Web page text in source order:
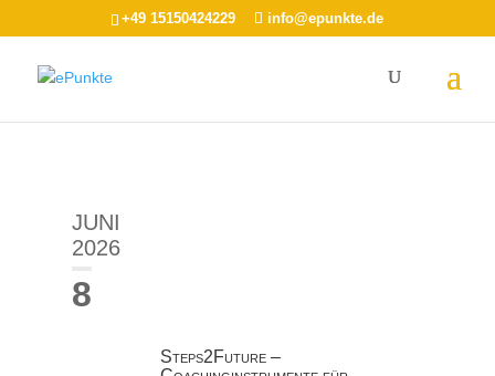
+49 15150424229 info@epunkte.de
JUNI
2026
8
Steps2Future –